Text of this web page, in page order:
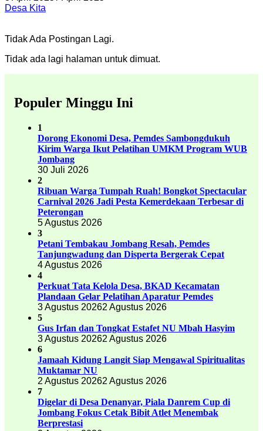
Desa Kita
Tidak Ada Postingan Lagi.
Tidak ada lagi halaman untuk dimuat.
Populer Minggu Ini
1
Dorong Ekonomi Desa, Pemdes Sambongdukuh
Kirim Warga Ikut Pelatihan UMKM Program WUB
Jombang
30 Juli 2026
2
Ribuan Warga Tumpah Ruah! Bongkot Spectacular
Carnival 2026 Jadi Pesta Kemerdekaan Terbesar di
Peterongan
5 Agustus 2026
3
Petani Tembakau Jombang Resah, Pemdes
Tanjungwadung dan Disperta Bergerak Cepat
4 Agustus 2026
4
Perkuat Tata Kelola Desa, BKAD Kecamatan
Plandaan Gelar Pelatihan Aparatur Pemdes
3 Agustus 20262 Agustus 2026
5
Gus Irfan dan Tongkat Estafet NU Mbah Hasyim
3 Agustus 20262 Agustus 2026
6
Jamaah Kidung Langit Siap Mengawal Spiritualitas
Muktamar NU
2 Agustus 20262 Agustus 2026
7
Digelar di Desa Denanyar, Piala Danrem Cup di
Jombang Fokus Cetak Bibit Atlet Menembak
Berprestasi